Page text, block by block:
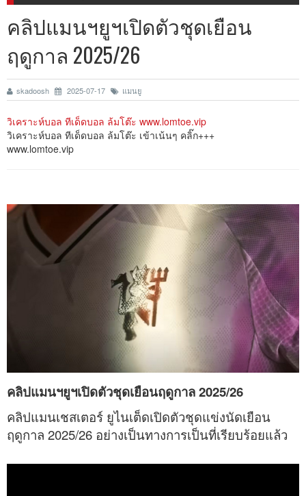
คลิปแมนฯยูฯเปิดตัวชุดเยือน
ฤดูกาล 2025/26
skadoosh 2025-07-17 แมนยู
วิเคราะห์บอล ทีเด็ดบอล ล้มโต๊ะ www.lomtoe.vip
วิเคราะห์บอล ทีเด็ดบอล ล้มโต๊ะ เข้าเน้นๆ คลิ๊ก+++
www.lomtoe.vip
คลิปแมนฯยูฯเปิดตัวชุดเยือนฤดูกาล 2025/26
คลิปแมนเชสเตอร์ ยูไนเต็ดเปิดตัวชุดแข่งนัดเยือน
ฤดูกาล 2025/26 อย่างเป็นทางการเป็นที่เรียบร้อยแล้ว